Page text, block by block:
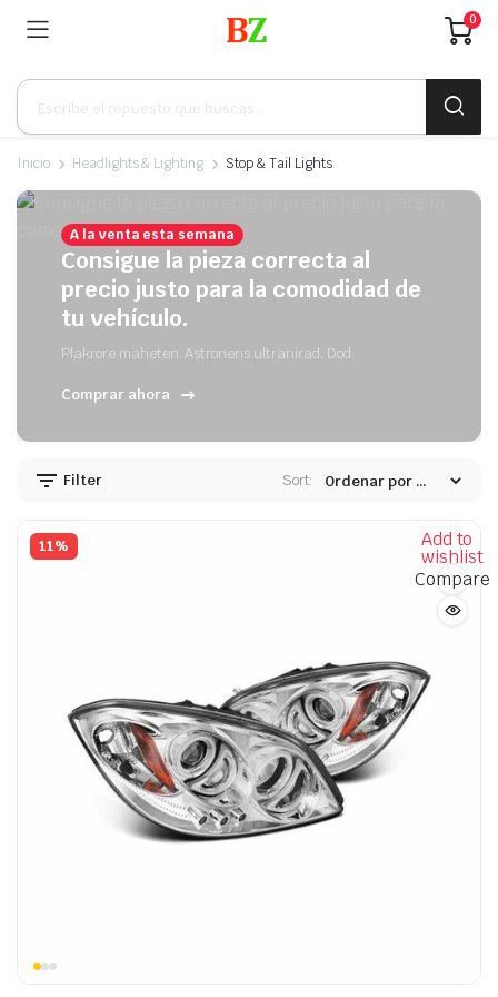
0
Búsqueda
productos
Inicio Headlights & Lighting Stop & Tail Lights
A la venta esta semana
Consigue la pieza correcta al
precio justo para la comodidad de
tu vehículo.
Plakrore maheten. Astronens ultranirad. Dod.
Comprar ahora
Filter Sort:
11% Add to
wishlist
Compare